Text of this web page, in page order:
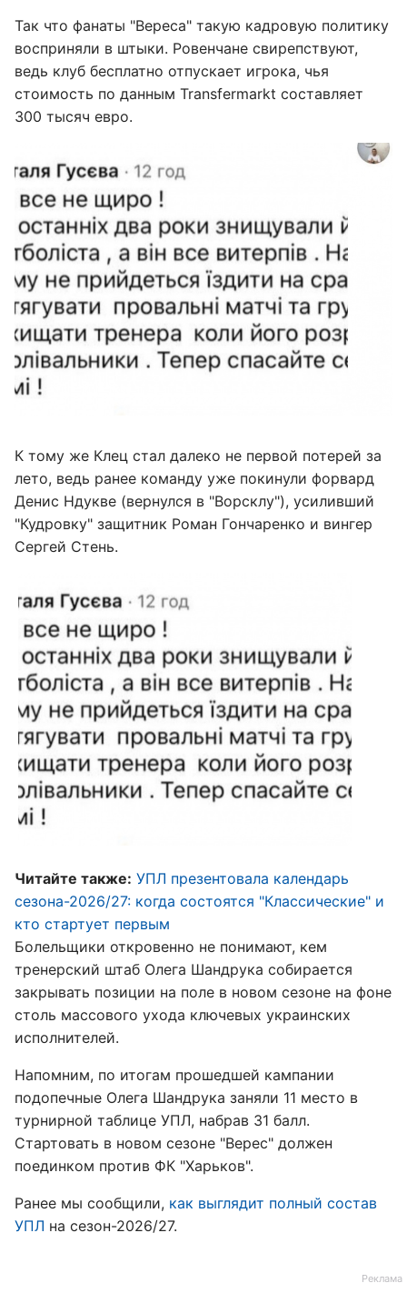
Так что фанаты "Вереса" такую кадровую политику
восприняли в штыки. Ровенчане свирепствуют,
ведь клуб бесплатно отпускает игрока, чья
стоимость по данным Transfermarkt составляет
300 тысяч евро.
К тому же Клец стал далеко не первой потерей за
лето, ведь ранее команду уже покинули форвард
Денис Ндукве (вернулся в "Ворсклу"), усиливший
"Кудровку" защитник Роман Гончаренко и вингер
Сергей Стень.
Читайте также: УПЛ презентовала календарь
сезона-2026/27: когда состоятся "Классические" и
кто стартует первым
Болельщики откровенно не понимают, кем
тренерский штаб Олега Шандрука собирается
закрывать позиции на поле в новом сезоне на фоне
столь массового ухода ключевых украинских
исполнителей.
Напомним, по итогам прошедшей кампании
подопечные Олега Шандрука заняли 11 место в
турнирной таблице УПЛ, набрав 31 балл.
Стартовать в новом сезоне "Верес" должен
поединком против ФК "Харьков".
Ранее мы сообщили, как выглядит полный состав
УПЛ на сезон-2026/27.